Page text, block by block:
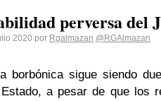
perversa del
2020 por Rgalmazan @RGAlmazan
borbónica sigue siendo
a pesar de que los